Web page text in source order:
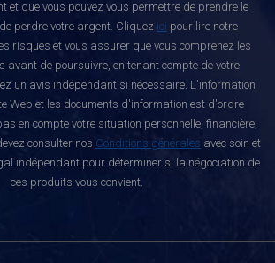
et que vous pouvez vous permettre de prendre le
perdre votre argent. Cliquez ici pour lire notre
risques et vous assurer que vous comprenez les
avant de poursuivre, en tenant compte de votre
un avis indépendant si nécessaire. L'information
Web et les documents d'information est d'ordre
en compte votre situation personnelle, financière,
consulter nos Conditions générales avec soin et
indépendant pour déterminer si la négociation de
ces produits vous convient.